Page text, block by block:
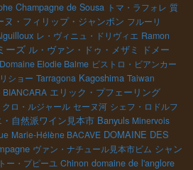
Champagne de Sousa トマ・ラフォレ 質
ヌ・フィリップ・ジャンボン フルーリ
レ・ヴィニュ・ドリヴィエ Ramon
ーズ ル・ヴァン・ドゥ・メザミ
ドメー
Domaine Elodie Balme ビストロ・ビアンカー
ショー Tarragona Kagoshima Taiwan
BIANCARA エリック・プフェーリング
クロ・ルジャール セーヌ河 シェフ・ロドルフ
自然派ワイン見本市 Banyuls Minervois
Marie-Hélène BACAVE DOMAINE DES
ヴァン・ナチュール見本市ビム シャン
ー・プピーユ Chinon domaine de l'anglore